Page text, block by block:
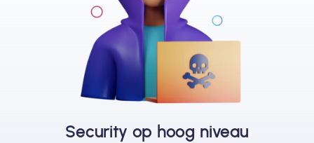
Security op hoog niveau